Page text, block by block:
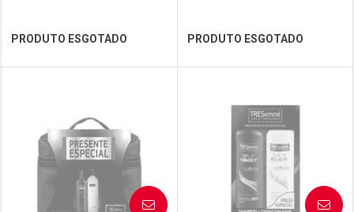
Ver Desconto Convênio Ver Desconto Convênio
PRODUTO ESGOTADO
Laboratório
Por Menos
PRODUTO ESGOTADO
Laboratório
Por Menos
AVISE-ME AVISE-ME